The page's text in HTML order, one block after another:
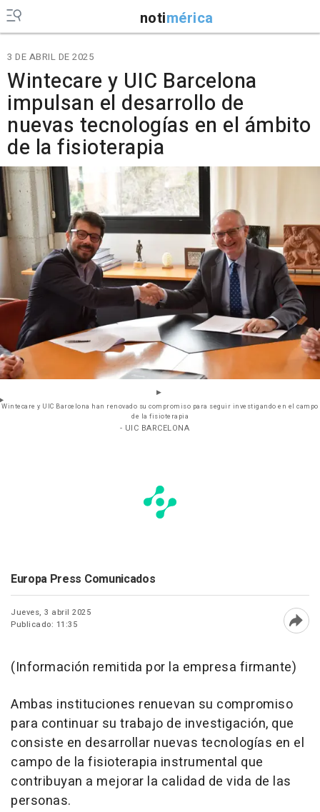
notimérica
3 DE ABRIL DE 2025
Wintecare y UIC Barcelona
impulsan el desarrollo de
nuevas tecnologías en el ámbito
de la fisioterapia
Wintecare y UIC Barcelona han renovado su compromiso para seguir investigando en el campo
de la fisioterapia
- UIC BARCELONA
Europa Press Comunicados
Jueves, 3 abril 2025
Publicado: 11:35
(Información remitida por la empresa firmante)
Ambas instituciones renuevan su compromiso
para continuar su trabajo de investigación, que
consiste en desarrollar nuevas tecnologías en el
campo de la fisioterapia instrumental que
contribuyan a mejorar la calidad de vida de las
personas.